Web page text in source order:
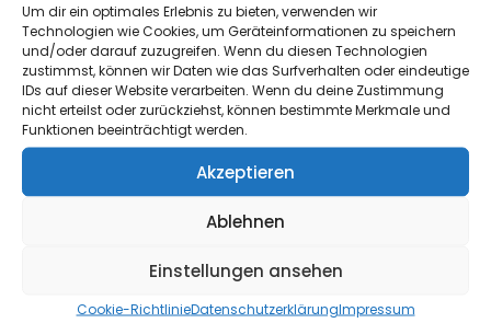
Um dir ein optimales Erlebnis zu bieten, verwenden wir
Technologien wie Cookies, um Geräteinformationen zu speichern
und/oder darauf zuzugreifen. Wenn du diesen Technologien
zustimmst, können wir Daten wie das Surfverhalten oder eindeutige
IDs auf dieser Website verarbeiten. Wenn du deine Zustimmung
nicht erteilst oder zurückziehst, können bestimmte Merkmale und
Funktionen beeinträchtigt werden.
Akzeptieren
Ablehnen
Einstellungen ansehen
Cookie-RichtlinieDatenschutzerklärungImpressum
blmedien.de